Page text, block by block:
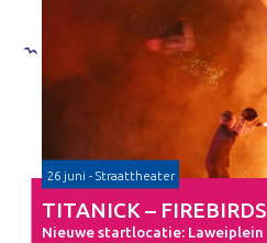
26 juni - Straattheater
TITANICK – FIREBIRDS
Nieuwe startlocatie: Laweiplein